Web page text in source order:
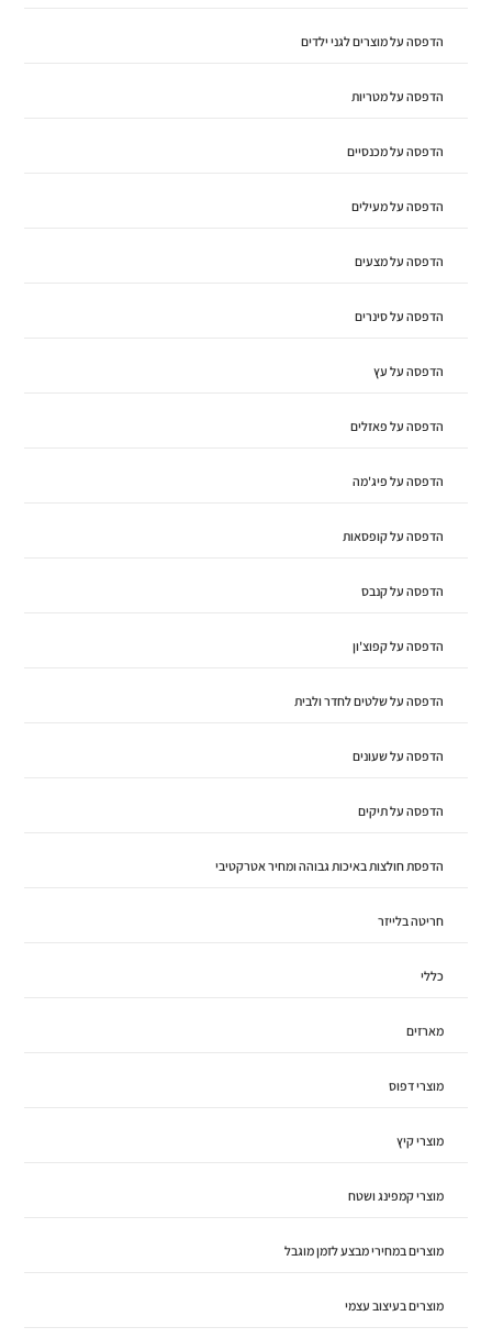
הדפסה על מוצרים לגני ילדים
הדפסה על מטריות
הדפסה על מכנסיים
הדפסה על מעילים
הדפסה על מצעים
הדפסה על סינרים
הדפסה על עץ
הדפסה על פאזלים
הדפסה על פיג'מה
הדפסה על קופסאות
הדפסה על קנבס
הדפסה על קפוצ'ון
הדפסה על שלטים לחדר ולבית
הדפסה על שעונים
הדפסה על תיקים
הדפסת חולצות באיכות גבוהה ומחיר אטרקטיבי
חריטה בלייזר
כללי
מארזים
מוצרי דפוס
מוצרי קיץ
מוצרי קמפינג ושטח
מוצרים במחירי מבצע לזמן מוגבל
מוצרים בעיצוב עצמי